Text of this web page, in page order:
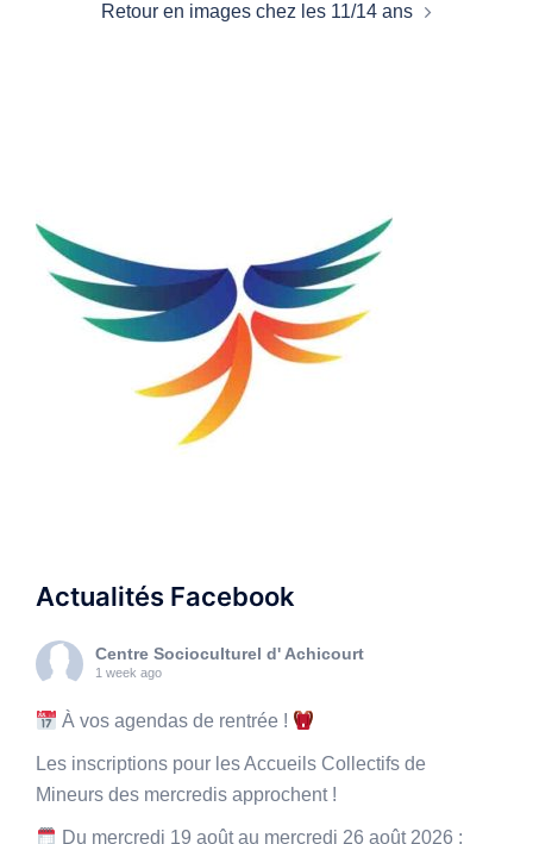
Retour en images chez les 11/14 ans
Actualités Facebook
Centre Socioculturel d' Achicourt
1 week ago
À vos agendas de rentrée !
Les inscriptions pour les Accueils Collectifs de
Mineurs des mercredis approchent !
Du mercredi 19 août au mercredi 26 août 2026 :